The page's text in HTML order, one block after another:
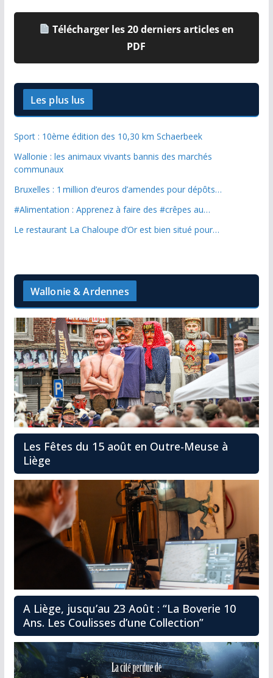
Télécharger les 20 derniers articles en
PDF
Les plus lus
Sport : 10ème édition des 10,30 km Schaerbeek
Wallonie : les animaux vivants bannis des marchés
communaux
Bruxelles : 1 million d’euros d’amendes pour dépôts…
#Alimentation : Apprenez à faire des #crêpes au…
Le restaurant La Chaloupe d’Or est bien situé pour…
Wallonie & Ardennes
Les Fêtes du 15 août en Outre-Meuse à
Liège
A Liège, jusqu’au 23 Août : “La Boverie 10
Ans. Les Coulisses d’une Collection”